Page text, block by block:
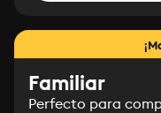
Familiar
Perfecto para